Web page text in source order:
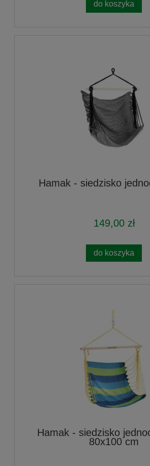
do koszyka
Hamak - siedzisko
149,00 zł
do koszyka
Hamak - siedzisko
80x100 cm